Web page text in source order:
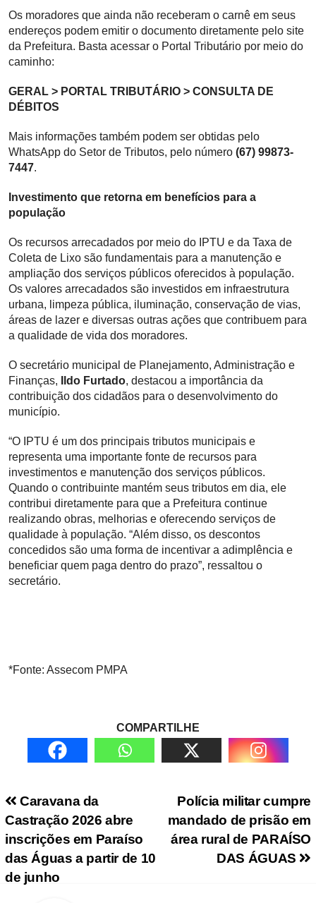
Os moradores que ainda não receberam o carnê em seus
endereços podem emitir o documento diretamente pelo site
da Prefeitura. Basta acessar o Portal Tributário por meio do
caminho:
GERAL > PORTAL TRIBUTÁRIO > CONSULTA DE
DÉBITOS
Mais informações também podem ser obtidas pelo
WhatsApp do Setor de Tributos, pelo número (67) 99873-
7447.
Investimento que retorna em benefícios para a
população
Os recursos arrecadados por meio do IPTU e da Taxa de
Coleta de Lixo são fundamentais para a manutenção e
ampliação dos serviços públicos oferecidos à população.
Os valores arrecadados são investidos em infraestrutura
urbana, limpeza pública, iluminação, conservação de vias,
áreas de lazer e diversas outras ações que contribuem para
a qualidade de vida dos moradores.
O secretário municipal de Planejamento, Administração e
Finanças,
Ildo Furtado, destacou a importância da
contribuição dos cidadãos para o desenvolvimento do
município.
“O IPTU é um dos principais tributos municipais e
representa uma importante fonte de recursos para
investimentos e manutenção dos serviços públicos.
Quando o contribuinte mantém seus tributos em dia, ele
contribui diretamente para que a Prefeitura continue
realizando obras, melhorias e oferecendo serviços de
qualidade à população. “Além disso, os descontos
concedidos são uma forma de incentivar a adimplência e
beneficiar quem paga dentro do prazo”, ressaltou o
secretário.
*Fonte: Assecom PMPA
COMPARTILHE
Navegação de PostPolícia militar cumpre
mandado de prisão em
área rural de PARAÍSO
DAS ÁGUAS
Caravana da
Castração 2026 abre
inscrições em Paraíso
das Águas a partir de 10
de junho